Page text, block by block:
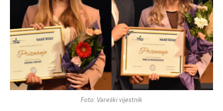
Foto: Vareški vijestnik